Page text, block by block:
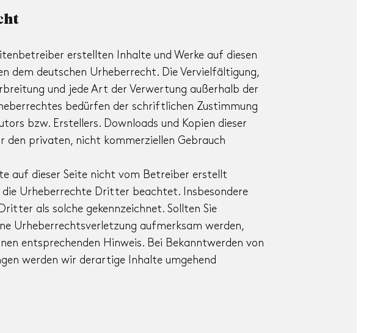
erstellten Inhalte und Werke auf diesen
dem deutschen Urheberrecht. Die Vervielfältigung,
und jede Art der Verwertung außerhalb der
bedürfen der schriftlichen Zustimmung
bzw. Erstellers. Downloads und Kopien dieser
den privaten, nicht kommerziellen Gebrauch
auf dieser Seite nicht vom Betreiber erstellt
die Urheberrechte Dritter beachtet. Insbesondere
als solche gekennzeichnet. Sollten Sie
Urheberrechtsverletzung aufmerksam werden,
entsprechenden Hinweis. Bei Bekanntwerden von
werden wir derartige Inhalte umgehend